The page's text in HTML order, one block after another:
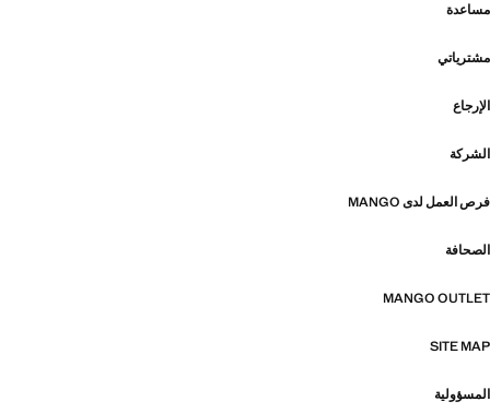
مساعدة
مشترياتي
الإرجاع
الشركة
فرص العمل لدى MANGO
الصحافة
MANGO OUTLET
SITE MAP
المسؤولية